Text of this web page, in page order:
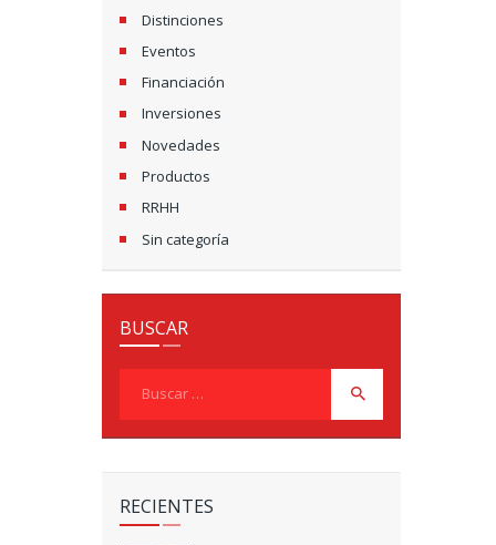
Distinciones
Eventos
Financiación
Inversiones
Novedades
Productos
RRHH
Sin categoría
BUSCAR
RECIENTES